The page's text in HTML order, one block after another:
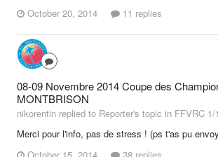
October 20, 2014
11 replies
08-09 Novembre 2014 Coupe des
MONTBRISON
nikorentin replied to Reporter's topic in FFVRC
Merci pour l'info, pas de stress ! (ps t'as pu